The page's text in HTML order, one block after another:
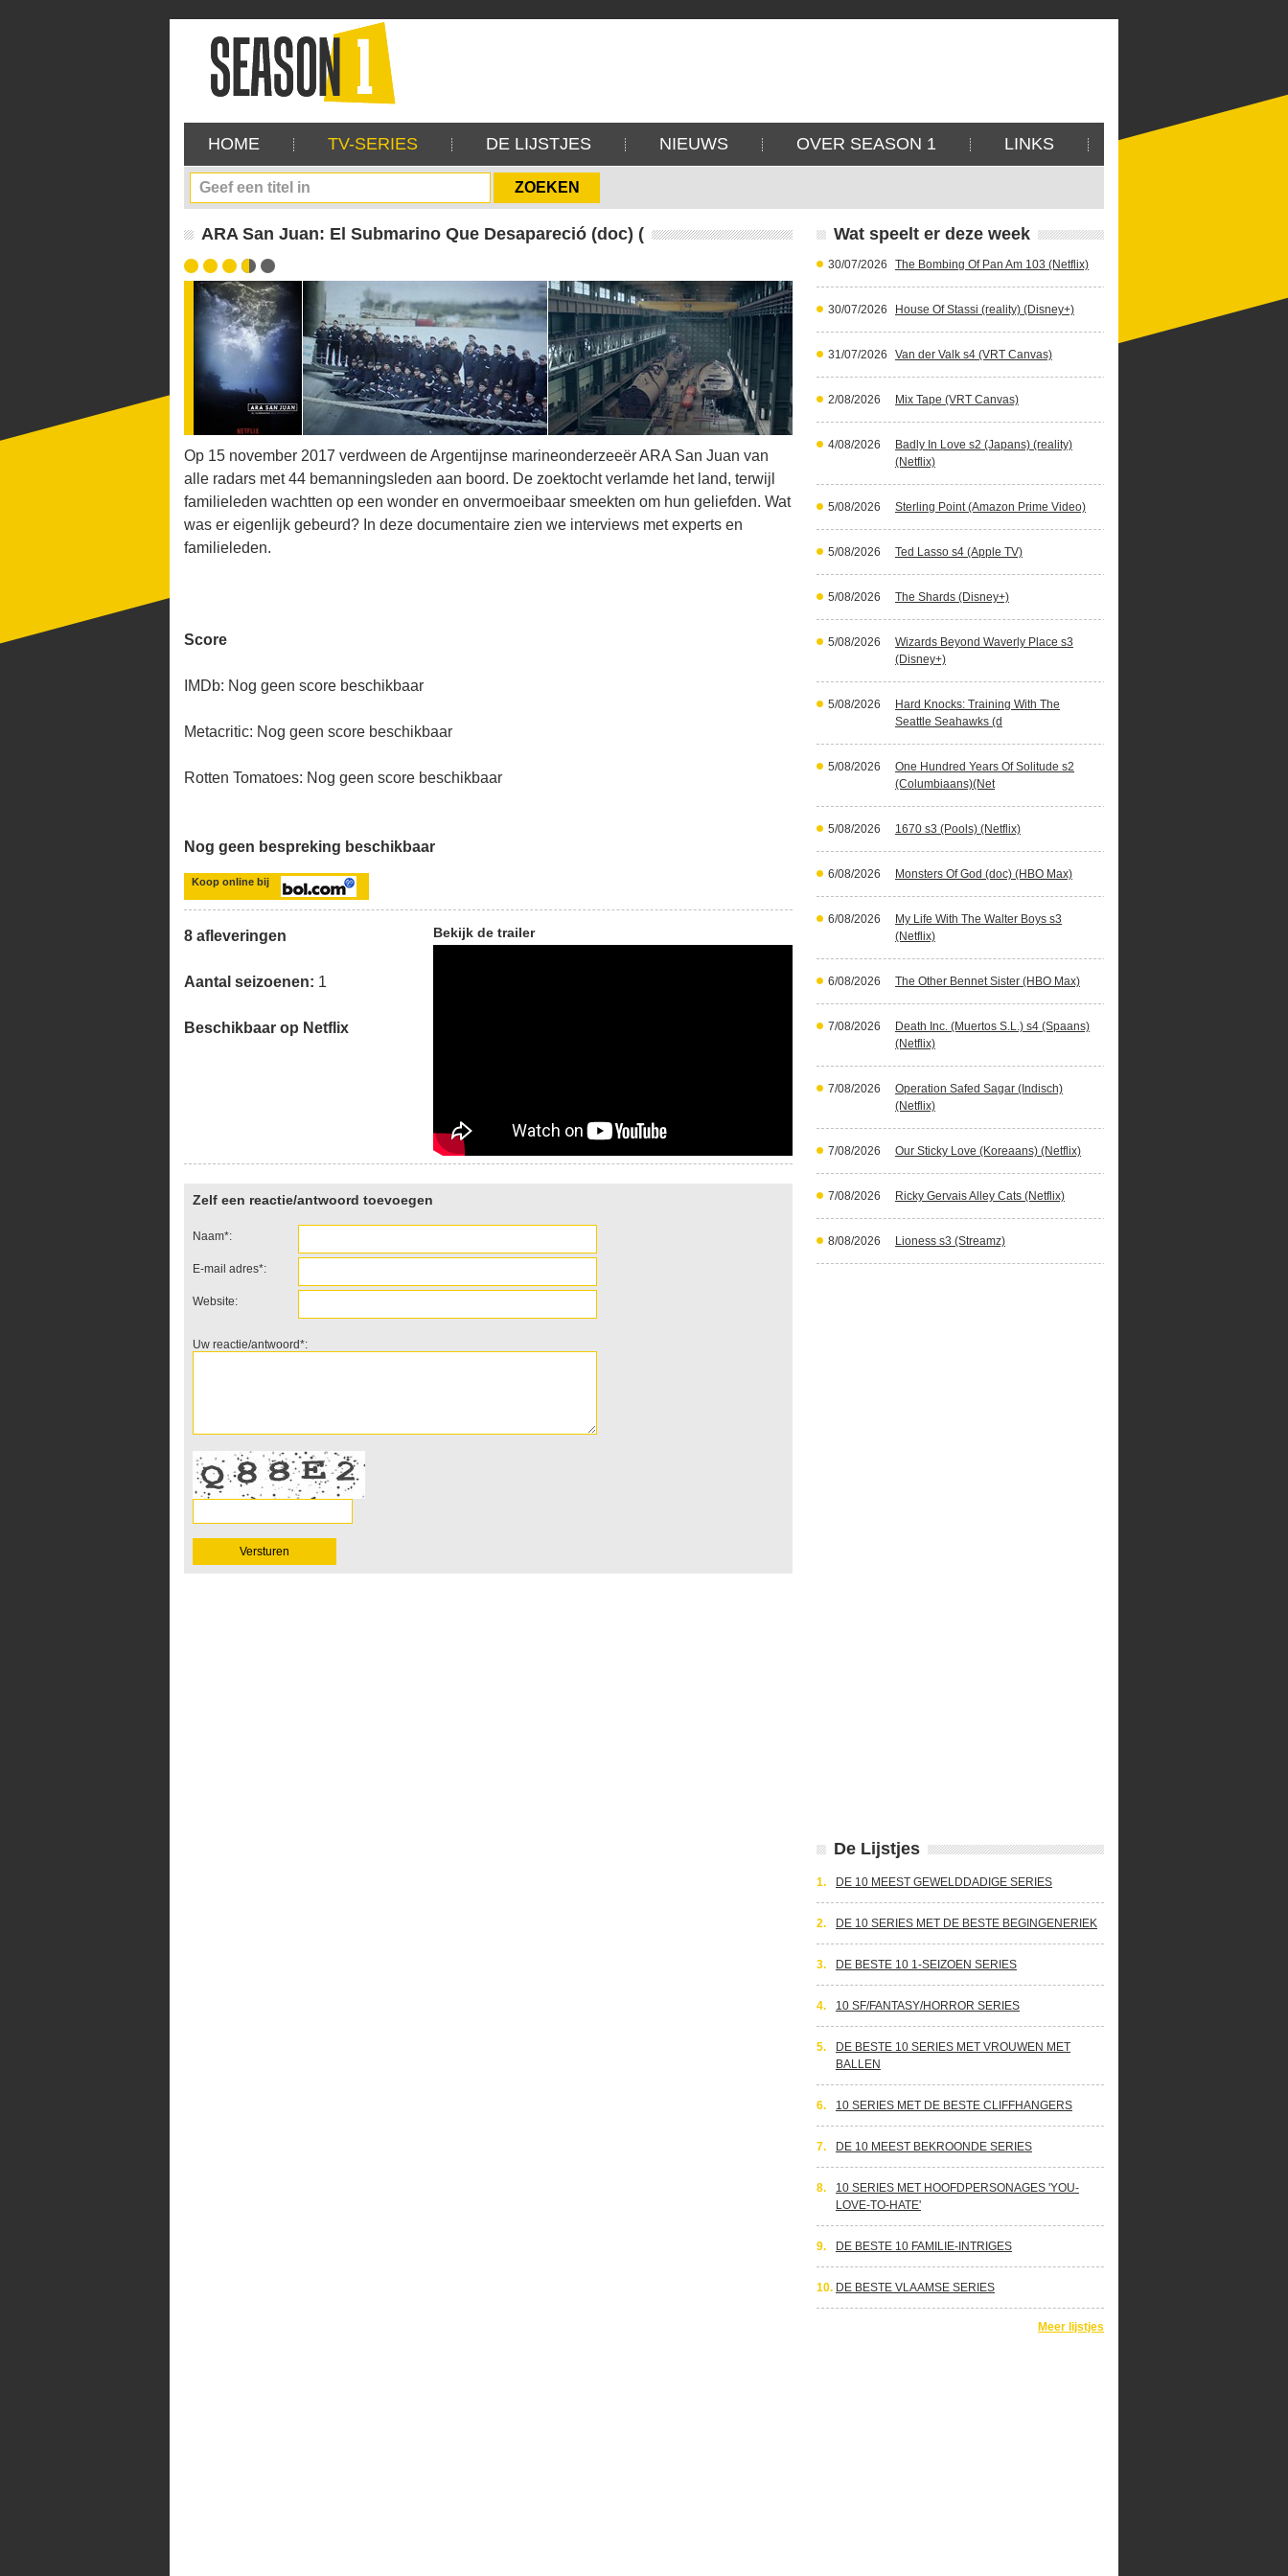
HOME TV-SERIES DE LIJSTJES NIEUWS OVER SEASON 1 LINKS
ARA San Juan: El Submarino Que Desapareció (doc) (
Op 15 november 2017 verdween de Argentijnse marineonderzeeër ARA San Juan van
alle radars met 44 bemanningsleden aan boord. De zoektocht verlamde het land, terwijl
familieleden wachtten op een wonder en onvermoeibaar smeekten om hun geliefden. Wat
was er eigenlijk gebeurd? In deze documentaire zien we interviews met experts en
familieleden.
Score
IMDb: Nog geen score beschikbaar
Metacritic: Nog geen score beschikbaar
Rotten Tomatoes: Nog geen score beschikbaar
Nog geen bespreking beschikbaar
Koop online bij
8 afleveringen
Aantal seizoenen: 1
Beschikbaar op Netflix
Bekijk de trailer
Zelf een reactie/antwoord toevoegen
Naam*:
E-mail adres*:
Website:
Uw reactie/antwoord*:
Wat speelt er deze week
30/07/2026 The Bombing Of Pan Am 103 (Netflix)
30/07/2026 House Of Stassi (reality) (Disney+)
31/07/2026 Van der Valk s4 (VRT Canvas)
2/08/2026 Mix Tape (VRT Canvas)
4/08/2026
Badly In Love s2 (Japans) (reality)
(Netflix)
5/08/2026 Sterling Point (Amazon Prime Video)
5/08/2026 Ted Lasso s4 (Apple TV)
5/08/2026 The Shards (Disney+)
5/08/2026
Wizards Beyond Waverly Place s3
(Disney+)
5/08/2026
Hard Knocks: Training With The
Seattle Seahawks (d
5/08/2026
One Hundred Years Of Solitude s2
(Columbiaans)(Net
5/08/2026 1670 s3 (Pools) (Netflix)
6/08/2026 Monsters Of God (doc) (HBO Max)
6/08/2026
My Life With The Walter Boys s3
(Netflix)
6/08/2026 The Other Bennet Sister (HBO Max)
7/08/2026
Death Inc. (Muertos S.L.) s4 (Spaans)
(Netflix)
7/08/2026
Operation Safed Sagar (Indisch)
(Netflix)
7/08/2026 Our Sticky Love (Koreaans) (Netflix)
7/08/2026 Ricky Gervais Alley Cats (Netflix)
8/08/2026 Lioness s3 (Streamz)
De Lijstjes
1. DE 10 MEEST GEWELDDADIGE SERIES
2. DE 10 SERIES MET DE BESTE BEGINGENERIEK
3. DE BESTE 10 1-SEIZOEN SERIES
4. 10 SF/FANTASY/HORROR SERIES
5.
DE BESTE 10 SERIES MET VROUWEN MET
BALLEN
6. 10 SERIES MET DE BESTE CLIFFHANGERS
7. DE 10 MEEST BEKROONDE SERIES
8.
10 SERIES MET HOOFDPERSONAGES 'YOU-
LOVE-TO-HATE'
9. DE BESTE 10 FAMILIE-INTRIGES
10. DE BESTE VLAAMSE SERIES
Meer lijstjes